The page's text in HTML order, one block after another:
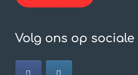
Volg ons op